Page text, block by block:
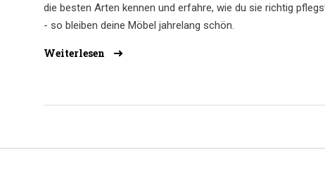
die besten Arten kennen und erfahre, wie du sie richtig
- so bleiben deine Möbel jahrelang schön.
Weiterlesen